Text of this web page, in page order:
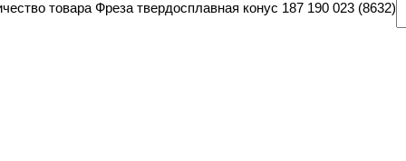
товара Фреза твердосплавная конус 187 190 023 (8632)